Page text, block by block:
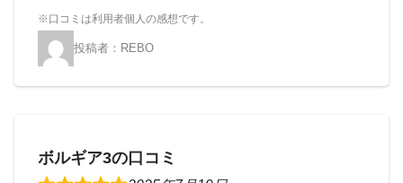
REBO
ボルギア3の口コミ